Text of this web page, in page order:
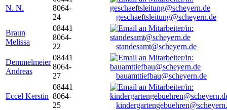
N. N.
8064-
24
geschaeftsleitung@scheyern.de
Braun
Melissa
08441
8064-
22
standesamt@scheyern.de
Demmelmeier
Andreas
08441
8064-
27
bauamttiefbau@scheyern.de
Eccel Kerstin
08441
8064-
25